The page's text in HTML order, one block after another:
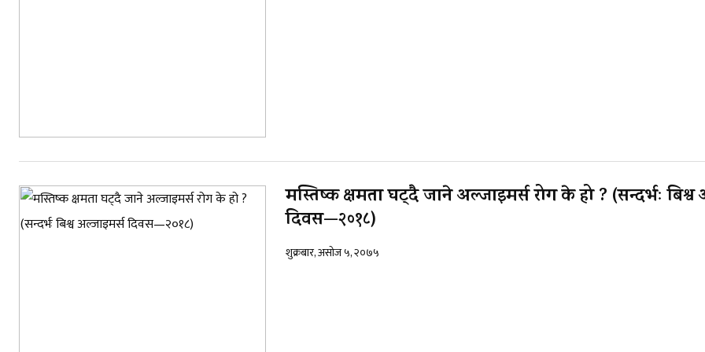
मस्तिष्क क्षमता घट्दै जाने अल्जाइमर्स रोग के हो ? (सन्दर्भः बिश्व
दिवस—२०१८)
शुक्रबार, असोज ५, २०७५